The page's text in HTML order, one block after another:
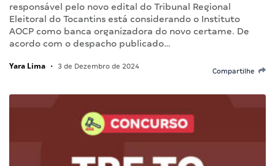
responsável pelo novo edital do Tribunal Regional
Eleitoral do Tocantins está considerando o Instituto
AOCP como banca organizadora do novo certame. De
acordo com o despacho publicado…
Yara Lima • 3 de Dezembro de 2024
Compartilhe